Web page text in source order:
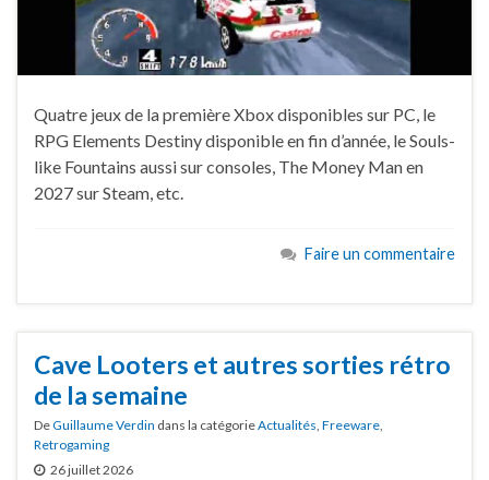
Quatre jeux de la première Xbox disponibles sur PC, le
RPG Elements Destiny disponible en fin d’année, le Souls-
like Fountains aussi sur consoles, The Money Man en
2027 sur Steam, etc.
Faire un commentaire
Cave Looters et autres sorties rétro
de la semaine
DeGuillaume Verdin dans la catégorieActualités Freeware
Retrogaming
26 juillet 2026